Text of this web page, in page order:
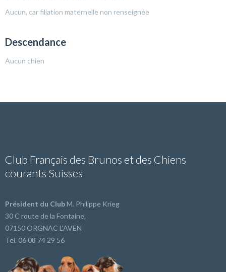
Aucun, car filiation maternelle non renseignée
Descendance
Aucun chien
Club Français des Brunos et des Chiens
courants Suisses
Président du ClubM. Philippe Krieg
30 C route de la Fontaine,
07150 ORGNAC L'AVEN
Tel. 06 08 74 29 56